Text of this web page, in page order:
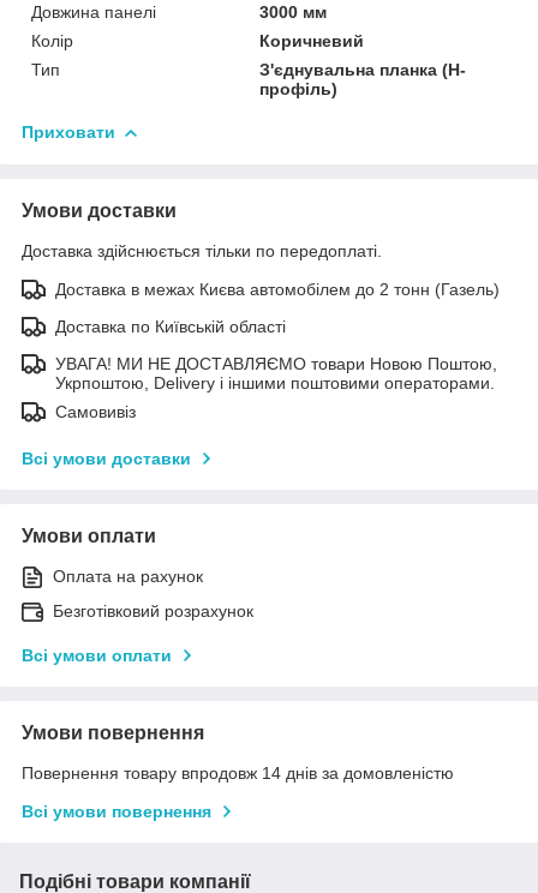
Довжина панелі
3000 мм
Колір
Коричневий
Тип
З'єднувальна планка (H-
профіль)
Приховати
Умови доставки
Доставка здійснюється тільки по передоплаті.
Доставка в межах Києва автомобілем до 2 тонн (Газель)
Доставка по Київській області
УВАГА! МИ НЕ ДОСТАВЛЯЄМО товари Новою Поштою,
Укрпоштою, Delivery і іншими поштовими операторами.
Самовивіз
Всі умови доставки
Умови оплати
Оплата на рахунок
Безготівковий розрахунок
Всі умови оплати
Умови повернення
Повернення товару впродовж 14 днів за домовленістю
Всі умови повернення
Подібні товари компанії